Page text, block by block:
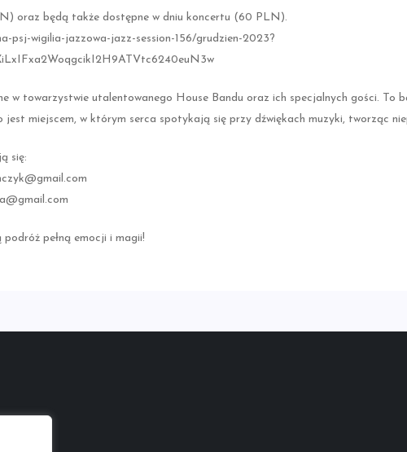
oraz będą także dostępne w dniu koncertu (60 PLN).
psj-wigilia-jazzowa-jazz-session-156/grudzien-2023?
w towarzystwie utalentowanego House Bandu oraz ich specjalnych gości. To
miejscem, w którym serca spotykają się przy dźwiękach muzyki, tworząc
się:
pełną emocji i magii!